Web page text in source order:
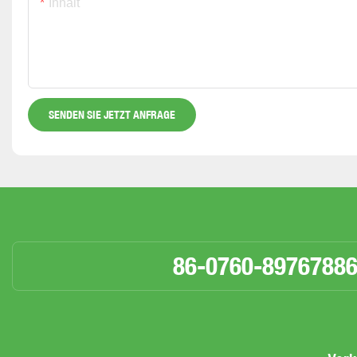
Inhalt
SENDEN SIE JETZT ANFRAGE
86-0760-